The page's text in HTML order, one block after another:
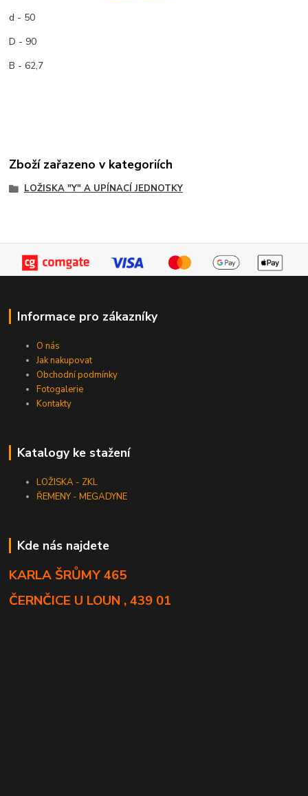
d - 50
D - 90
B - 62,7
Zboží zařazeno v kategoriích
LOŽISKA "Y" A UPÍNACÍ JEDNOTKY
Informace pro zákazníky
O nás
Jak nakupovat
Obchodní podmínky
Fotogalerie
Kontakty
Katalogy ke stažení
LOŽISKA - ZKL
ŘEMENY - MEGADYNE
Kde nás najdete
KARLA ŠRŮMY 465
ČERNČICE U LOUN , 439 01